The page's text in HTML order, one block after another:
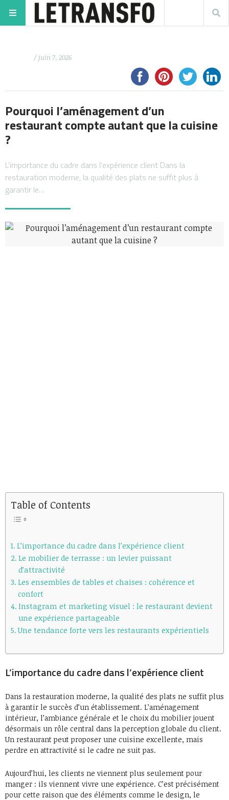
/ juin 7, 2026
Pourquoi l’aménagement d’un
restaurant compte autant que la cuisine
?
L’importance du cadre dans l’expérience client Dans la
restauration moderne, la qualité des plats ne suffit plus à
garantir le…
Table of Contents
L’importance du cadre dans l’expérience client
Le mobilier de terrasse : un levier puissant
d’attractivité
Les ensembles de tables et chaises : cohérence et
confort
Instagram et marketing visuel : le restaurant devient
une expérience partageable
Une tendance forte vers les restaurants expérientiels
L’importance du cadre dans l’expérience client
Dans la restauration moderne, la qualité des plats ne suffit plus
à garantir le succès d’un établissement. L’aménagement
intérieur, l’ambiance générale et le choix du mobilier jouent
désormais un rôle central dans la perception globale du client.
Un restaurant peut proposer une cuisine excellente, mais
perdre en attractivité si le cadre ne suit pas.
Aujourd’hui, les clients ne viennent plus seulement pour
manger : ils viennent vivre une expérience. C’est précisément
pour cette raison que des éléments comme le design, le